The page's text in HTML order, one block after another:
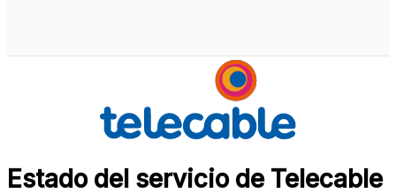
Estado del servicio de Telecable